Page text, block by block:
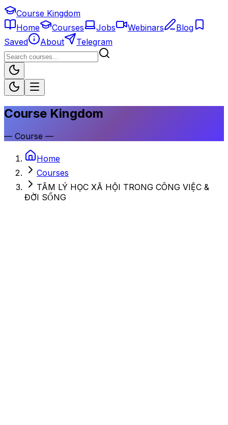
Course Kingdom
Home
Courses Jobs Webinars
Blog
Saved
About Telegram
Course Kingdom
— Course —
Home
Courses
TÂM LÝ HỌC XÃ HỘI TRONG CÔNG VIỆC &
ĐỜI SỐNG